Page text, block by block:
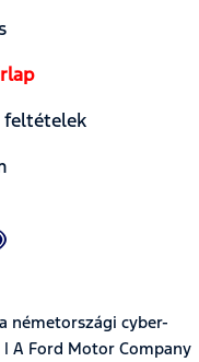
feltételek
németországi cyber-
A Ford Motor Company